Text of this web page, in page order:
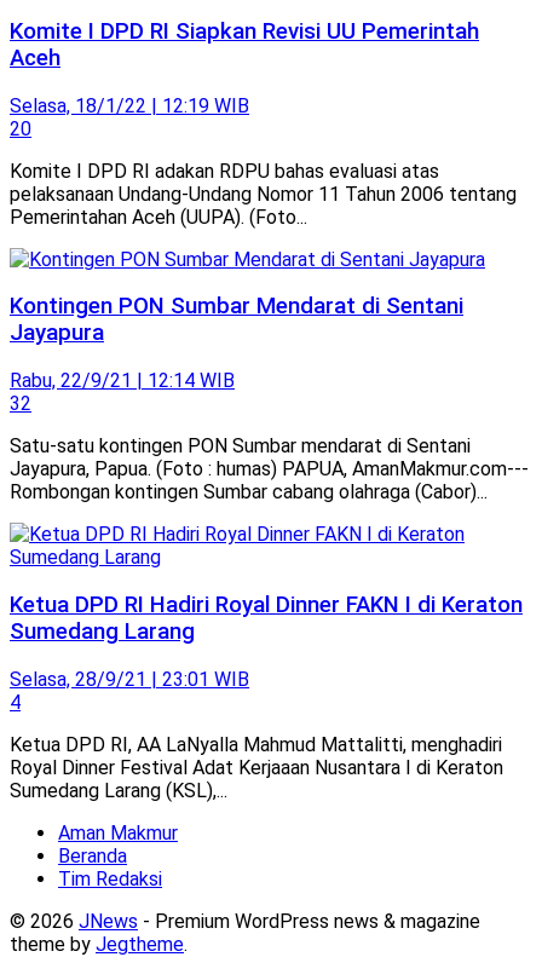
Komite I DPD RI Siapkan Revisi UU Pemerintah
Aceh
Selasa, 18/1/22 | 12:19 WIB
20
Komite I DPD RI adakan RDPU bahas evaluasi atas
pelaksanaan Undang-Undang Nomor 11 Tahun 2006 tentang
Pemerintahan Aceh (UUPA). (Foto...
Kontingen PON Sumbar Mendarat di Sentani
Jayapura
Rabu, 22/9/21 | 12:14 WIB
32
Satu-satu kontingen PON Sumbar mendarat di Sentani
Jayapura, Papua. (Foto : humas) PAPUA, AmanMakmur.com---
Rombongan kontingen Sumbar cabang olahraga (Cabor)...
Ketua DPD RI Hadiri Royal Dinner FAKN I di Keraton
Sumedang Larang
Selasa, 28/9/21 | 23:01 WIB
4
Ketua DPD RI, AA LaNyalla Mahmud Mattalitti, menghadiri
Royal Dinner Festival Adat Kerjaaan Nusantara I di Keraton
Sumedang Larang (KSL),...
Aman Makmur
Beranda
Tim Redaksi
© 2026 JNews - Premium WordPress news & magazine
theme by Jegtheme.